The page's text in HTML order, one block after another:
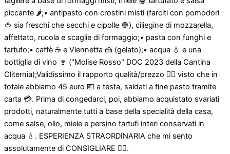
piccante 🌶;• antipasto con crostini misti (farciti con pomodori
🍅 sia freschi che secchi e cipolle 🧅), ciliegine di mozzarella,
affettato, rucola e scaglie di formaggio;• pasta con funghi e
tartufo;• caffè ☕️ e Viennetta 🍰 (gelato);• acqua 💧 e una
bottiglia di vino 🍷 ("Molise Rosso" DOC 2023 della Cantina
Cliternia);Validissimo il rapporto qualità/prezzo 👍🏻 visto che in
totale abbiamo 45 euro 💶 a testa, saldati a fine pasto tramite
carta 💳. Prima di congedarci, poi, abbiamo acquistato svariati
prodotti, naturalmente tutti a base della specialità della casa,
come salse, olio, miele e persino tartufi interi conservati in
acqua 💧. ESPERIENZA STRAORDINARIA che mi sento
assolutamente di CONSIGLIARE 👍🏻.